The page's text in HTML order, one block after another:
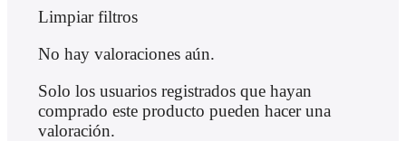
Limpiar filtros
No hay valoraciones aún.
Solo los usuarios registrados que hayan
comprado este producto pueden hacer una
valoración.